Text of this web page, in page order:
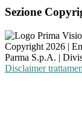
Sezione
Copyright 2026 |
Parma S.p.A. |
Disclaimer